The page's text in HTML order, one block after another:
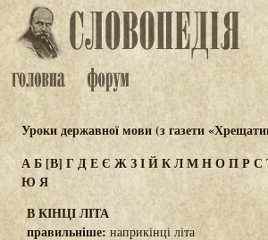
Уроки державної мови (з газети
АБ [В] ГДЕЄ ЖЗІЙКЛМНОПРС
Ю Я
В КІНЦІ ЛІТА
правильніше: наприкінці літа